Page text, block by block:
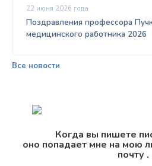
22 июня 2026 года
Поздравления профессора
медицинского работника 2026
Все новости
Когда вы пишете
оно попадает мне на мою
почту .